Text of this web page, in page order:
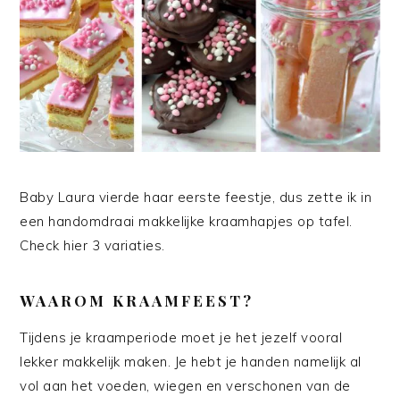
Baby Laura vierde haar eerste feestje, dus zette ik in
een handomdraai makkelijke kraamhapjes op tafel.
Check hier 3 variaties.
WAAROM KRAAMFEEST?
Tijdens je kraamperiode moet je het jezelf vooral
lekker makkelijk maken. Je hebt je handen namelijk al
vol aan het voeden, wiegen en verschonen van de